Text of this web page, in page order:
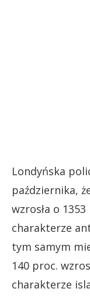
Londyńska
października,
wzrosła o
charakterze
tym samym
140 proc.
charakterze